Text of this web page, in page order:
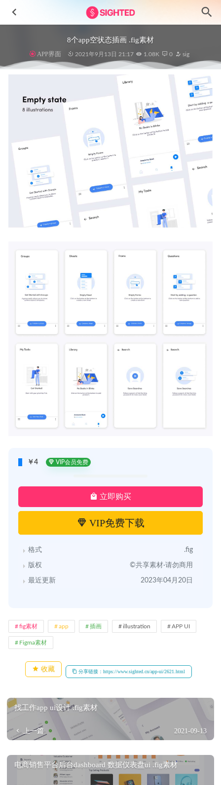
8个app空状态插画 .fig素材
APP界面 2021年9月13日 21:17 1.08K 0 sig
￥4 VIP会员免费
立即购买
VIP免费下载
格式 .fig
版权 ©共享素材·请勿商用
最近更新 2023年04月20日
fig素材 app 插画 illustration APP UI
Figma素材
收藏 分享链接：https://www.sighted.cn/app-ui/2621.html
找工作app ui设计 .fig素材
上一篇 2021-09-13
电商销售平台后台dashboard 数据仪表盘ui .fig素材
电商APP UI素材 xd源文件
2020-11-24
数字营销机构网站UI设计 .fig素材
Valentine’s-情人节情侣3D人物插画设计素材
2024-11-24
E-commerce电商网站ui设计 .xd素材
2022-09-10
PS5 游戏交互系统ui设计 .fig素材